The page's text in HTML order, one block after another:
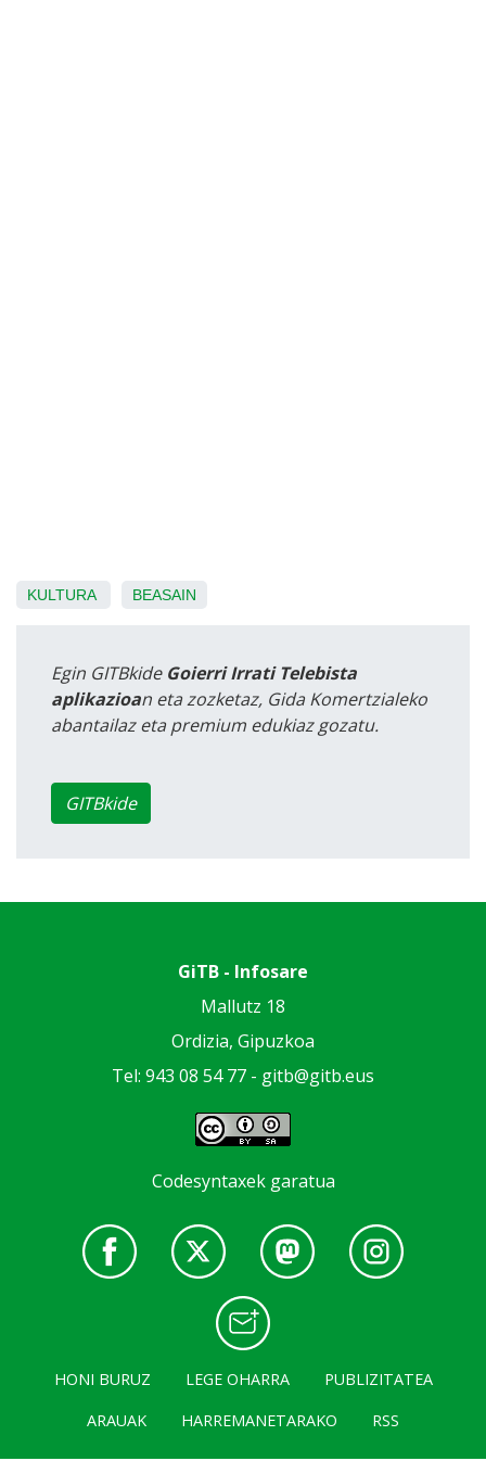
KULTURA BEASAIN
Egin GITBkide Goierri Irrati Telebista
aplikazioan eta zozketaz, Gida Komertzialeko
abantailaz eta premium edukiaz gozatu.
GITBkide
GiTB - Infosare
Mallutz 18
Ordizia, Gipuzkoa
Tel: 943 08 54 77 - gitb@gitb.eus
Codesyntaxek garatua
HONI BURUZ LEGE OHARRA
PUBLIZITATEA
ARAUAK
HARREMANETARAKO RSS